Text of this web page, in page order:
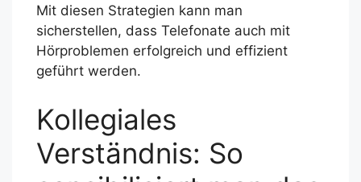
Mit diesen Strategien kann man
sicherstellen, dass Telefonate auch mit
Hörproblemen erfolgreich und effizient
geführt werden.
Kollegiales
Verständnis: So